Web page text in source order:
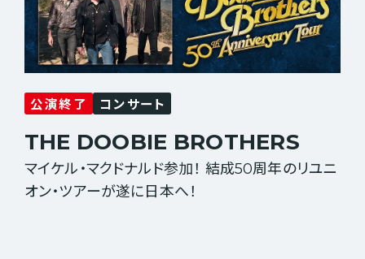
公演終了 コンサート
THE DOOBIE BROTHERS
マイケル・マクドナルド参加！ 結成50周年のリユニ
オン・ツアーが遂に日本へ！